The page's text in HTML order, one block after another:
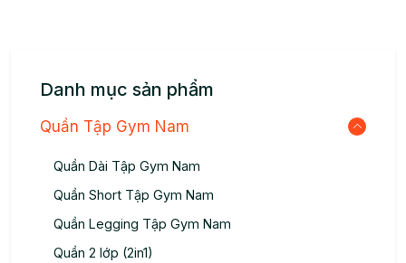
Danh mục sản phẩm
Quần Tập Gym Nam
Quần Dài Tập Gym Nam
Quần Short Tập Gym Nam
Quần Legging Tập Gym Nam
Quần 2 lớp (2in1)